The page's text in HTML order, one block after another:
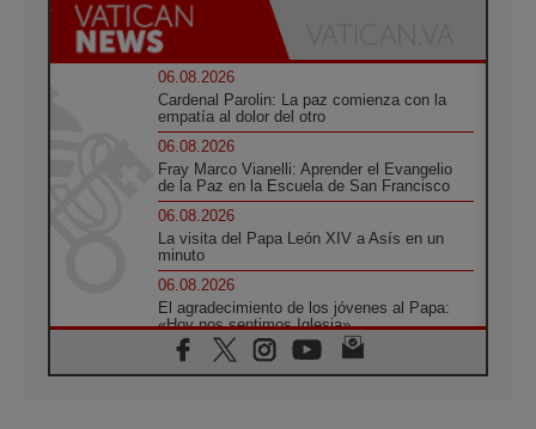
06.08.2026
Cardenal Parolin: La paz comienza con la
empatía al dolor del otro
06.08.2026
Fray Marco Vianelli: Aprender el Evangelio
de la Paz en la Escuela de San Francisco
06.08.2026
La visita del Papa León XIV a Asís en un
minuto
06.08.2026
El agradecimiento de los jóvenes al Papa:
«Hoy nos sentimos Iglesia»
06.08.2026
Líbano: Reanudan los coloquios en Roma en